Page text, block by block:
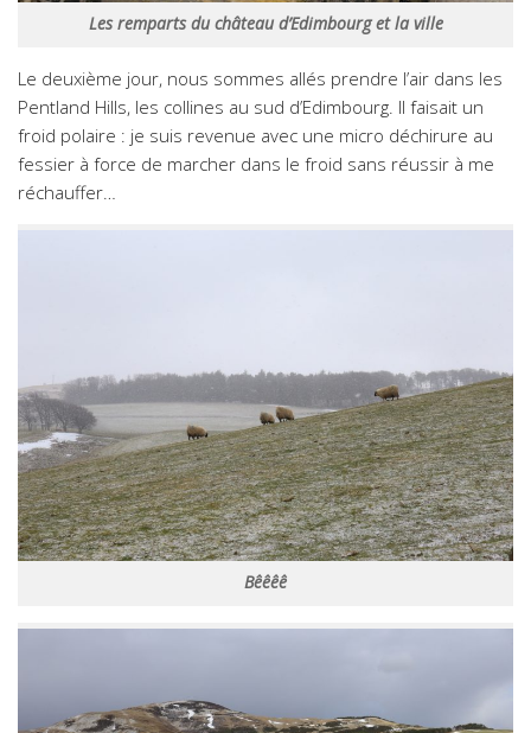
Les remparts du château d’Edimbourg et la ville
Le deuxième jour, nous sommes allés prendre l’air dans les
Pentland Hills, les collines au sud d’Edimbourg. Il faisait un
froid polaire : je suis revenue avec une micro déchirure au
fessier à force de marcher dans le froid sans réussir à me
réchauffer…
Bêêêê